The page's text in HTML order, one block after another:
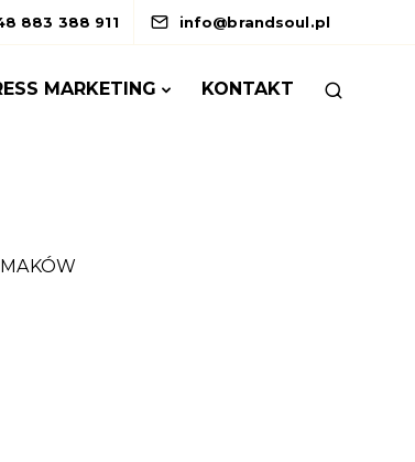
883 388 911 info@brandsoul.pl
MARKETING KONTAKT